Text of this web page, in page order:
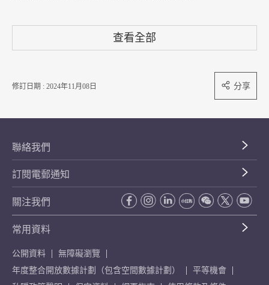
查看全部
修訂日期 : 2024年11月08日 分享
聯絡我們
訂閱電郵通知
關注我們
常用資料
公開資料
無障礙瀏覽
年度整合開放數據計劃（包含空間數據計劃）
平等機會